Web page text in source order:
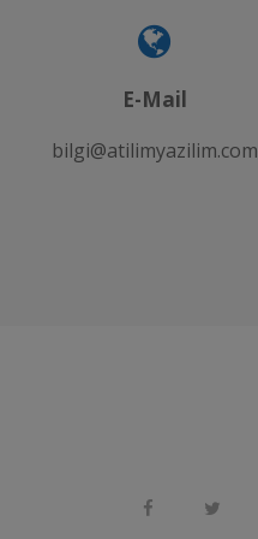
E-Mail
bilgi@atilimyazilim.com